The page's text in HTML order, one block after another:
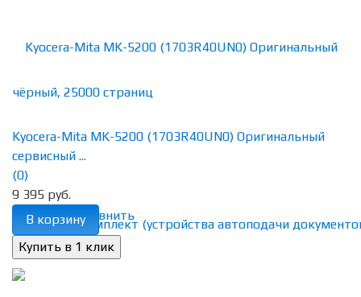
избранное сравнить
Kyocera-Mita MK-5200 (1703R40UN0) Оригинальный
сервисный ...
(0)
9 395 руб.
В корзину